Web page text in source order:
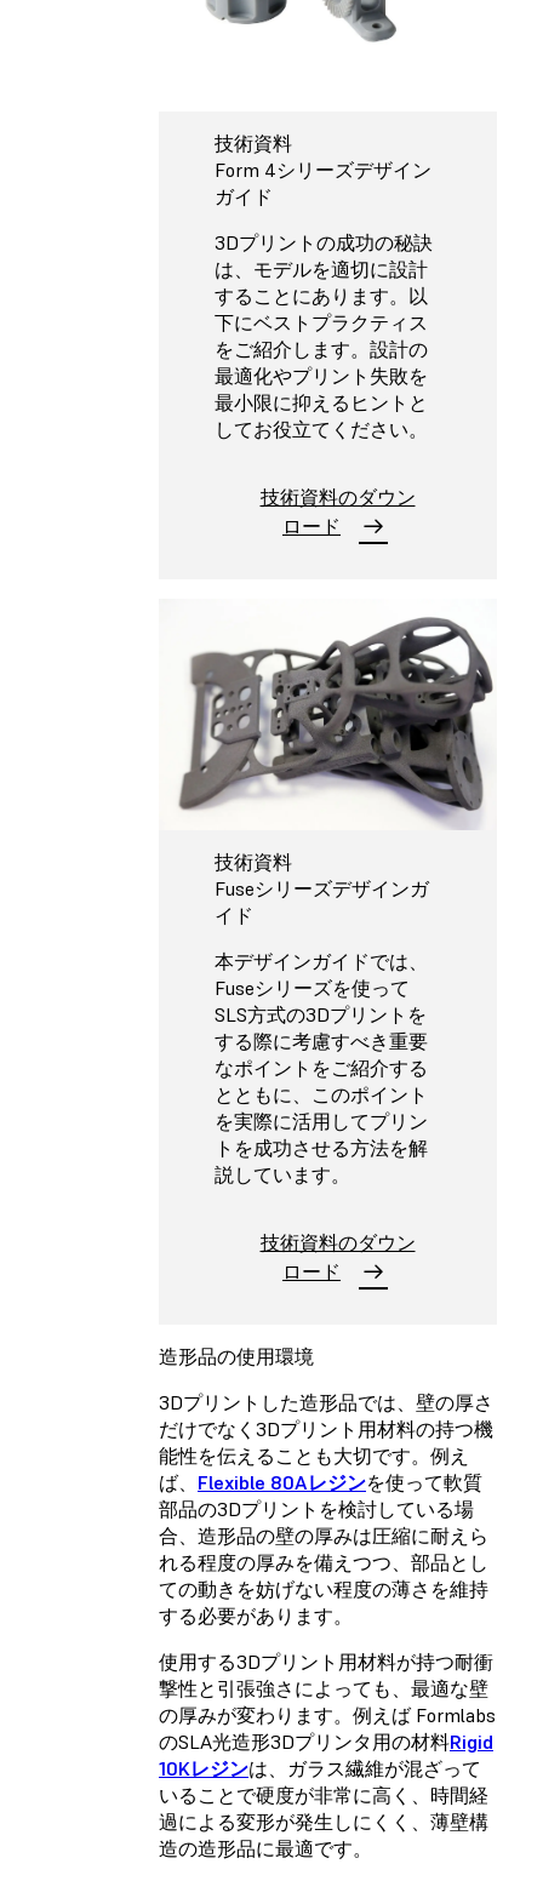
技術資料
Form 4シリーズデザイン
ガイド
3Dプリントの成功の秘訣
は、モデルを適切に設計
することにあります。以
下にベストプラクティス
をご紹介します。設計の
最適化やプリント失敗を
最小限に抑えるヒントと
してお役立てください。
技術資料のダウン
ロード
技術資料
Fuseシリーズデザインガ
イド
本デザインガイドでは、
Fuseシリーズを使って
SLS方式の3Dプリントを
する際に考慮すべき重要
なポイントをご紹介する
とともに、このポイント
を実際に活用してプリン
トを成功させる方法を解
説しています。
技術資料のダウン
ロード
造形品の使用環境
3Dプリントした造形品では、壁の厚さ
だけでなく3Dプリント用材料の持つ機
能性を伝えることも大切です。例え
ば、 Flexible 80Aレジンを使って軟質
部品の3Dプリントを検討している場
合、造形品の壁の厚みは圧縮に耐えら
れる程度の厚みを備えつつ、部品とし
ての動きを妨げない程度の薄さを維持
する必要があります。
使用する3Dプリント用材料が持つ耐衝
撃性と引張強さによっても、最適な壁
の厚みが変わります。例えば Formlabs
のSLA光造形3Dプリンタ用の材料Rigid
10Kレジンは、ガラス繊維が混ざって
いることで硬度が非常に高く、時間経
過による変形が発生しにくく、薄壁構
造の造形品に最適です。